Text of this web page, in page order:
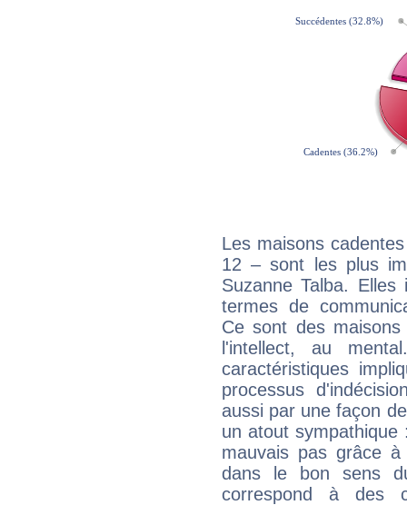
Les maisons
12 – sont les plus
Suzanne Talba.
termes de
Ce sont des
l'intellect, au
caractéristiques
processus
aussi par une façon
un atout
mauvais pas grâce
dans le bon sens
correspond à des